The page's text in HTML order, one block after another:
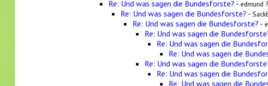
Re: Und was sagen die Bundesforste? - edmund
Re: Und was sagen die Bundesforste? -
Re: Und was sagen die Bundesforste? -
Re: Und was sagen die
Re: Und was sagen die
Re: Und was sagen die
Re: Und was sagen die
Re: Und was sagen die
Re: Und was sagen die